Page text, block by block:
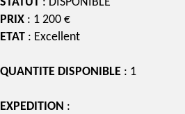
PRIX : 1 200 €
ETAT : Excellent
QUANTITE DISPONIBLE : 1
EXPEDITION :